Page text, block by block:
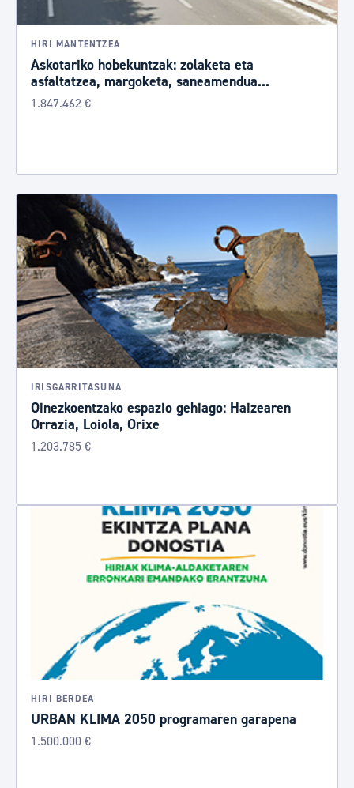
HIRI MANTENTZEA
Askotariko hobekuntzak: zolaketa eta
asfaltatzea, margoketa, saneamendua...
1.847.462 €
IRISGARRITASUNA
Oinezkoentzako espazio gehiago: Haizearen
Orrazia, Loiola, Orixe
1.203.785 €
HIRI BERDEA
URBAN KLIMA 2050 programaren garapena
1.500.000 €